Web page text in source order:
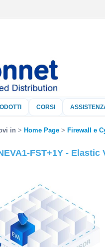
CORSI
in Home Page Firewall e
FST+1Y -